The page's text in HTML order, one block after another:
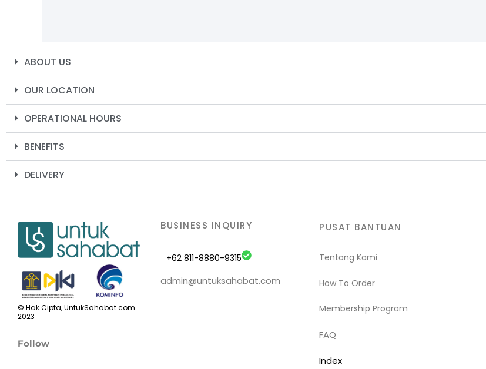
ABOUT US
OUR LOCATION
OPERATIONAL HOURS
BENEFITS
DELIVERY
© Hak Cipta, UntukSahabat.com
2023
Follow
BUSINESS INQUIRY
+62 811-8880-9315
admin@untuksahabat.com
PUSAT BANTUAN
Tentang Kami
How To Order
Membership Program
FAQ
Index